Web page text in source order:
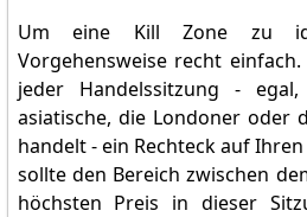
Um eine Kill Zone zu
Vorgehensweise recht
jeder Handelssitzung -
asiatische, die Londoner oder
handelt - ein Rechteck auf
sollte den Bereich zwischen
höchsten Preis in dieser